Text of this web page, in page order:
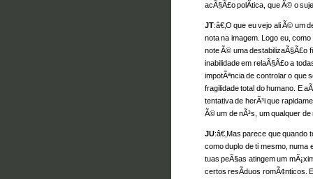
acÃ§Ã£o polÃ­tica, que Ã© o
JT:â€‚O que eu vejo ali Ã© um
nota na imagem. Logo eu,
note Ã© uma destabilizaÃ§Ã£o
inabilidade em relaÃ§Ã£o a
impotÃªncia de controlar o que
fragilidade total do humano. E
tentativa de herÃ³i que
Ã© um de nÃ³s, um qualquer de
JU:â€‚Mas parece que quando
como duplo de ti mesmo, numa
tuas peÃ§as atingem um
certos resÃ­duos romÃ¢nticos.